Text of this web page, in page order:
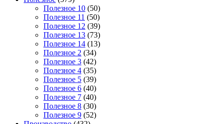
Полезное 10 (50)
Полезное 11 (50)
Полезное 12 (39)
Полезное 13 (73)
Полезное 14 (13)
Полезное 2 (34)
Полезное 3 (42)
Полезное 4 (35)
Полезное 5 (39)
Полезное 6 (40)
Полезное 7 (40)
Полезное 8 (30)
Полезное 9 (52)